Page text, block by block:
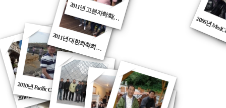
2
년
C-
M
C
V
C
m
냐): 2018.09.02-06.
(
2010년 Pacific Chem 학회(하와이)
2011년
대
한
화
학
회
제
주
도
2011년
고
분
자
학
회
(북
경
)